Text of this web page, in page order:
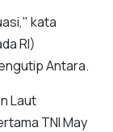
kata
RI)
Antara.
Laut
TNI May